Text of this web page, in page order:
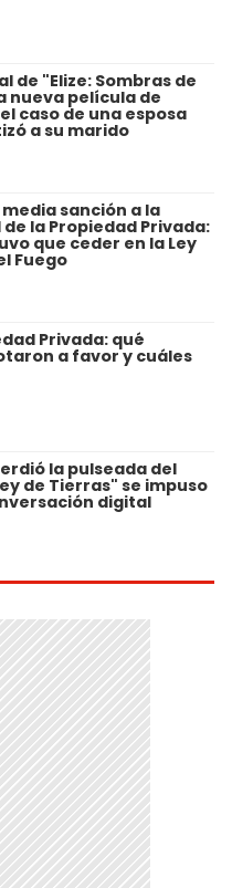
de "Elize: Sombras de
nueva película de
caso de una esposa
a su marido
media sanción a la
la Propiedad Privada:
que ceder en la Ley
Fuego
Privada: qué
a favor y cuáles
la pulseada del
de Tierras" se impuso
digital